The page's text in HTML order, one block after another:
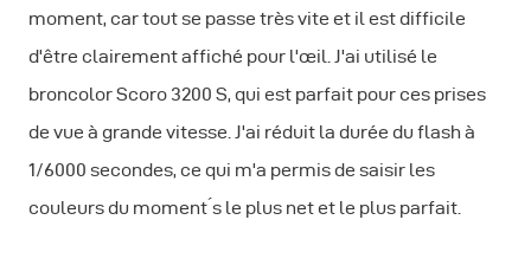
moment, car tout se passe très vite et il est difficile
d'être clairement affiché pour l'œil. J'ai utilisé le
broncolor Scoro 3200 S, qui est parfait pour ces prises
de vue à grande vitesse. J'ai réduit la durée du flash à
1/6000 secondes, ce qui m'a permis de saisir les
couleurs du moment ́s le plus net et le plus parfait.